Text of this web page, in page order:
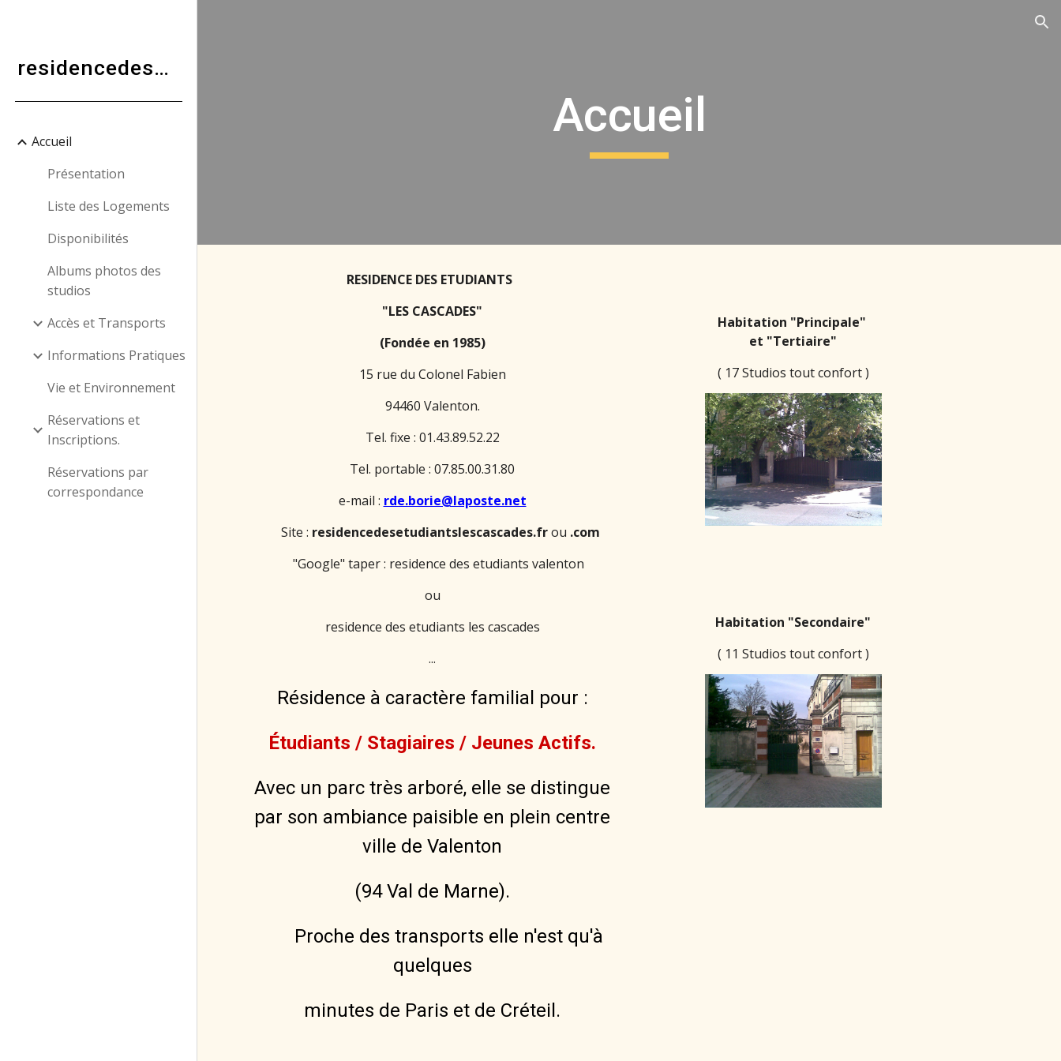
residencedesetudiantslescascades
Accueil
Présentation
Liste des Logements
Disponibilités
Albums photos des
studios
Accès et Transports
Informations Pratiques
Vie et Environnement
Réservations et
Inscriptions.
Réservations par
correspondance
Accueil
RESIDENCE DES ETUDIANTS
"LES CASCADES"
(Fondée en 1985)
15 rue du Colonel Fabien
94460 Valenton.
Tel. fixe : 01.43.89.52.22
Tel. portable : 07.85.00.31.80
e-mail : rde.borie@laposte.net
Site : residencedesetudiantslescascades.frou .com
"Google" taper : residence des etudiants valenton
ou
residence des etudiants les cascades
...
Résidence à caractère familial pour :
Étudiants / Stagiaires / Jeunes Actifs.
Avec un parc très arboré, elle se distingue
par son ambiance paisible en plein centre
ville de Valenton
(94 Val de Marne).
Proche des transports elle n'est qu'à
quelques
minutes de Paris et de Créteil.
Habitation "Principale"
et "Tertiaire"
( 17 Studios tout confort )
Habitation "Secondaire"
( 1 1 Studios tout confort )